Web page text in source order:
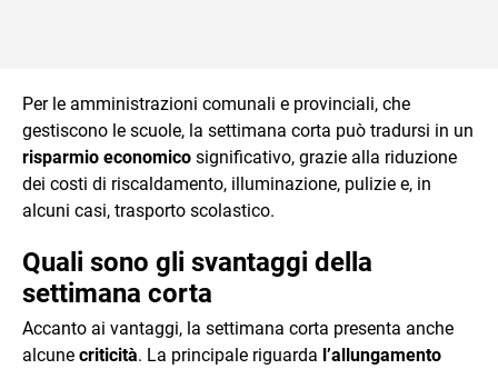
Per le amministrazioni comunali e provinciali, che
gestiscono le scuole, la settimana corta può tradursi in un
risparmio economico significativo, grazie alla riduzione
dei costi di riscaldamento, illuminazione, pulizie e, in
alcuni casi, trasporto scolastico.
Quali sono gli svantaggi della
settimana corta
Accanto ai vantaggi, la settimana corta presenta anche
alcune criticità. La principale riguarda l’allungamento